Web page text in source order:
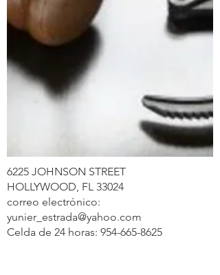
6225 JOHNSON STREET
HOLLYWOOD, FL 33024
correo electrónico:
yunier_estrada@yahoo.com
Celda de 24 horas: 954-665-8625